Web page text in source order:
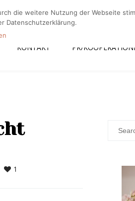
Home Über mich Kontakt
KONTAKT PR/
1
die weitere Nutzung der Webseite
Datenschutzerklärung.